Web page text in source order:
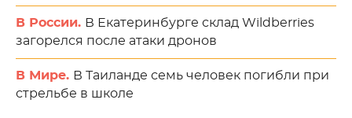
В России. В Екатеринбурге склад Wildberries
загорелся после атаки дронов
В Мире. В Таиланде семь человек погибли при
стрельбе в школе